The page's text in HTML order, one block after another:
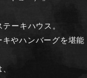
ーキハウス。
やハンバーグを堪能